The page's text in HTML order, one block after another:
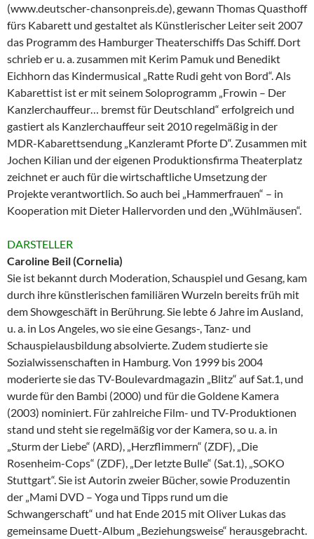
(www.deutscher-chansonpreis.de), gewann Thomas Quasthoff
fürs Kabarett und gestaltet als Künstlerischer Leiter seit 2007
das Programm des Hamburger Theaterschiffs Das Schiff. Dort
schrieb er u. a. zusammen mit Kerim Pamuk und Benedikt
Eichhorn das Kindermusical „Ratte Rudi geht von Bord“. Als
Kabarettist ist er mit seinem Soloprogramm „Frowin – Der
Kanzlerchauffeur… bremst für Deutschland“ erfolgreich und
gastiert als Kanzlerchauffeur seit 2010 regelmäßig in der
MDR-Kabarettsendung „Kanzleramt Pforte D“. Zusammen mit
Jochen Kilian und der eigenen Produktionsfirma Theaterplatz
zeichnet er auch für die wirtschaftliche Umsetzung der
Projekte verantwortlich. So auch bei „Hammerfrauen“ – in
Kooperation mit Dieter Hallervorden und den „Wühlmäusen“.
DARSTELLER
Caroline Beil (Cornelia)
Sie ist bekannt durch Moderation, Schauspiel und Gesang, kam
durch ihre künstlerischen familiären Wurzeln bereits früh mit
dem Showgeschäft in Berührung. Sie lebte 6 Jahre im Ausland,
u. a. in Los Angeles, wo sie eine Gesangs-, Tanz- und
Schauspielausbildung absolvierte. Zudem studierte sie
Sozialwissenschaften in Hamburg. Von 1999 bis 2004
moderierte sie das TV-Boulevardmagazin „Blitz“ auf Sat.1, und
wurde für den Bambi (2000) und für die Goldene Kamera
(2003) nominiert. Für zahlreiche Film- und TV-Produktionen
stand und steht sie regelmäßig vor der Kamera, so u. a. in
„Sturm der Liebe“ (ARD), „Herzflimmern“ (ZDF), „Die
Rosenheim-Cops“ (ZDF), „Der letzte Bulle“ (Sat.1), „SOKO
Stuttgart“. Sie ist Autorin zweier Bücher, sowie Produzentin
der „Mami DVD – Yoga und Tipps rund um die
Schwangerschaft“ und hat Ende 2015 mit Oliver Lukas das
gemeinsame Duett-Album „Beziehungsweise“ herausgebracht.